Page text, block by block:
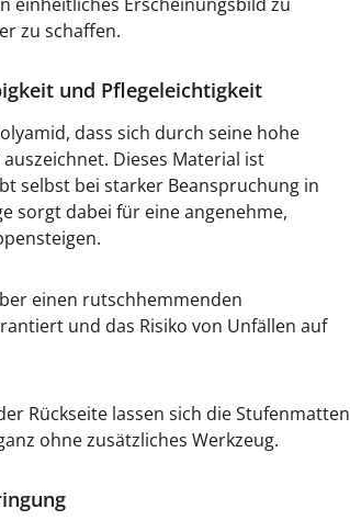
zu schaffen.
und Pflegeleichtigkeit
dass sich durch seine hohe
Dieses Material ist
selbst bei starker Beanspruchung in
sorgt dabei für eine angenehme,
einen rutschhemmenden
und das Risiko von Unfällen auf
Rückseite lassen sich die Stufenmatten
ohne zusätzliches Werkzeug.